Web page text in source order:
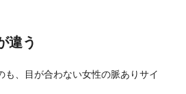
違う
も、目が合わない女性の脈ありサイ